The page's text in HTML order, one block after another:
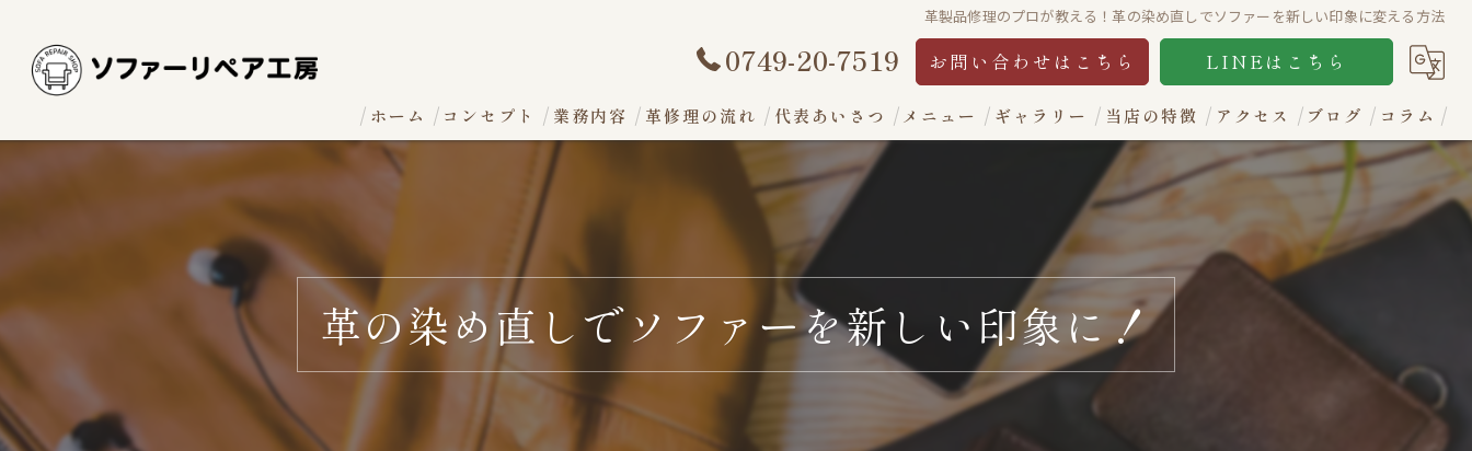
革製品修理のプロが教える！革の染め直しでソファーを新しい印象に変える方法
0749-20-7519 お問い合わせはこちら LINEはこちら
ホーム コンセプト 業務内容 革修理の流れ 代表あいさつ メニュー ギャラリー 当店の特徴
財布
カバン
ソファー
イス
アクセス ブログ コラム
革の染め直しでソファーを新しい印象に！